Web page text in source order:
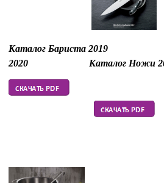
Каталог Бариста 2019
2020
Каталог Ножи